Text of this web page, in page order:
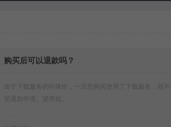
购买后可以退款吗？
由于下载服务的特殊性，一旦您购买使用了下载服务，就不
受退款申请。望周知。